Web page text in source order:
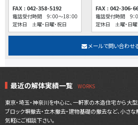
FAX : 042-358-5192
電話受付時間 9：00～18：00
定休日 土曜・日曜・祝日
FAX : 042-306-
電話受付時間 9：
定休日 土曜・日曜
メールで問い合わせ
最近の解体実績一覧
東京・埼玉・神奈川を中心に、一軒家の木造住宅から大
ブロック塀撤去・立木撤去・建物基礎の撤去など、小さ
気軽にご相談下さい。